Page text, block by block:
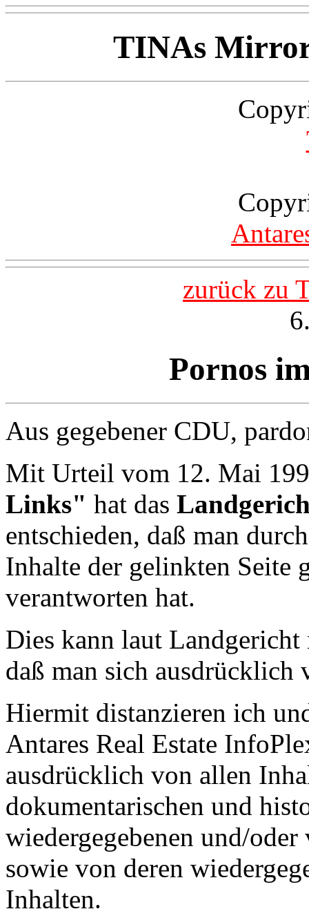
TINAs
zurück zu
Pornos
Aus gegebener CDU,
Mit Urteil vom 12. Mai
Links" hat das
entschieden, daß man
Inhalte der gelinkten Seite
verantworten hat.
Dies kann laut
daß man sich ausdrücklich
Hiermit distanzieren ich
Antares Real Estate
ausdrücklich von allen
dokumentarischen und
wiedergegebenen und/
sowie von deren
Inhalten.